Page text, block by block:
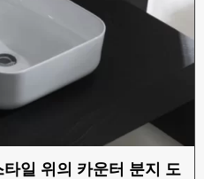
일 위의 카운터 분지 도